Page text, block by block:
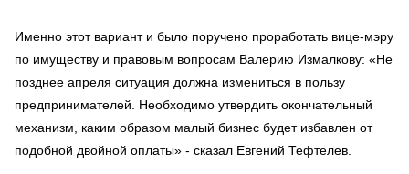
Именно этот вариант и было поручено проработать вице-мэру
по имуществу и правовым вопросам Валерию Измалкову: «Не
позднее апреля ситуация должна измениться в пользу
предпринимателей. Необходимо утвердить окончательный
механизм, каким образом малый бизнес будет избавлен от
подобной двойной оплаты» - сказал Евгений Тефтелев.